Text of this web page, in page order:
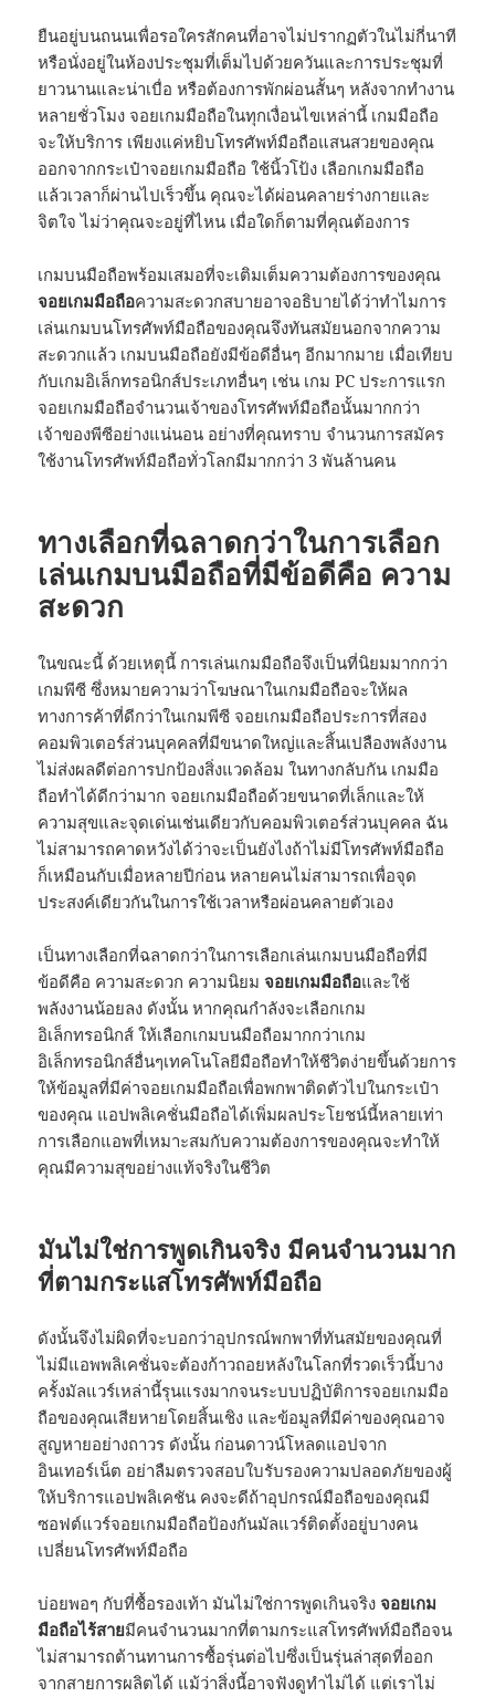
ยืนอยู่บนถนนเพื่อรอใครสักคนที่อาจไม่ปรากฏตัวในไม่กี่นาที
หรือนั่งอยู่ในห้องประชุมที่เต็มไปด้วยควันและการประชุมที่
ยาวนานและน่าเบื่อ หรือต้องการพักผ่อนสั้นๆ หลังจากทำงาน
หลายชั่วโมง จอยเกมมือถือในทุกเงื่อนไขเหล่านี้ เกมมือถือ
จะให้บริการ เพียงแค่หยิบโทรศัพท์มือถือแสนสวยของคุณ
ออกจากกระเป๋าจอยเกมมือถือ ใช้นิ้วโป้ง เลือกเกมมือถือ
แล้วเวลาก็ผ่านไปเร็วขึ้น คุณจะได้ผ่อนคลายร่างกายและ
จิตใจ ไม่ว่าคุณจะอยู่ที่ไหน เมื่อใดก็ตามที่คุณต้องการ
เกมบนมือถือพร้อมเสมอที่จะเติมเต็มความต้องการของคุณ
จอยเกมมือถือความสะดวกสบายอาจอธิบายได้ว่าทำไมการ
เล่นเกมบนโทรศัพท์มือถือของคุณจึงทันสมัยนอกจากความ
สะดวกแล้ว เกมบนมือถือยังมีข้อดีอื่นๆ อีกมากมาย เมื่อเทียบ
กับเกมอิเล็กทรอนิกส์ประเภทอื่นๆ เช่น เกม PC ประการแรก
จอยเกมมือถือจำนวนเจ้าของโทรศัพท์มือถือนั้นมากกว่า
เจ้าของพีซีอย่างแน่นอน อย่างที่คุณทราบ จำนวนการสมัคร
ใช้งานโทรศัพท์มือถือทั่วโลกมีมากกว่า 3 พันล้านคน
ทางเลือกที่ฉลาดกว่าในการเลือก
เล่นเกมบนมือถือที่มีข้อดีคือ ความ
สะดวก
ในขณะนี้ ด้วยเหตุนี้ การเล่นเกมมือถือจึงเป็นที่นิยมมากกว่า
เกมพีซี ซึ่งหมายความว่าโฆษณาในเกมมือถือจะให้ผล
ทางการค้าที่ดีกว่าในเกมพีซี จอยเกมมือถือประการที่สอง
คอมพิวเตอร์ส่วนบุคคลที่มีขนาดใหญ่และสิ้นเปลืองพลังงาน
ไม่ส่งผลดีต่อการปกป้องสิ่งแวดล้อม ในทางกลับกัน เกมมือ
ถือทำได้ดีกว่ามาก จอยเกมมือถือด้วยขนาดที่เล็กและให้
ความสุขและจุดเด่นเช่นเดียวกับคอมพิวเตอร์ส่วนบุคคล ฉัน
ไม่สามารถคาดหวังได้ว่าจะเป็นยังไงถ้าไม่มีโทรศัพท์มือถือ
ก็เหมือนกับเมื่อหลายปีก่อน หลายคนไม่สามารถเพื่อจุด
ประสงค์เดียวกันในการใช้เวลาหรือผ่อนคลายตัวเอง
เป็นทางเลือกที่ฉลาดกว่าในการเลือกเล่นเกมบนมือถือที่มี
ข้อดีคือ ความสะดวก ความนิยมจอยเกมมือถือและใช้
พลังงานน้อยลง ดังนั้น หากคุณกำลังจะเลือกเกม
อิเล็กทรอนิกส์ ให้เลือกเกมบนมือถือมากกว่าเกม
อิเล็กทรอนิกส์อื่นๆเทคโนโลยีมือถือทำให้ชีวิตง่ายขึ้นด้วยการ
ให้ข้อมูลที่มีค่าจอยเกมมือถือเพื่อพกพาติดตัวไปในกระเป๋า
ของคุณ แอปพลิเคชั่นมือถือได้เพิ่มผลประโยชน์นี้หลายเท่า
การเลือกแอพที่เหมาะสมกับความต้องการของคุณจะทำให้
คุณมีความสุขอย่างแท้จริงในชีวิต
มันไม่ใช่การพูดเกินจริง มีคนจำนวนมาก
ที่ตามกระแสโทรศัพท์มือถือ
ดังนั้นจึงไม่ผิดที่จะบอกว่าอุปกรณ์พกพาที่ทันสมัยของคุณที่
ไม่มีแอพพลิเคชั่นจะต้องก้าวถอยหลังในโลกที่รวดเร็วนี้บาง
ครั้งมัลแวร์เหล่านี้รุนแรงมากจนระบบปฏิบัติการจอยเกมมือ
ถือของคุณเสียหายโดยสิ้นเชิง และข้อมูลที่มีค่าของคุณอาจ
สูญหายอย่างถาวร ดังนั้น ก่อนดาวน์โหลดแอปจาก
อินเทอร์เน็ต อย่าลืมตรวจสอบใบรับรองความปลอดภัยของผู้
ให้บริการแอปพลิเคชัน คงจะดีถ้าอุปกรณ์มือถือของคุณมี
ซอฟต์แวร์จอยเกมมือถือป้องกันมัลแวร์ติดตั้งอยู่บางคน
เปลี่ยนโทรศัพท์มือถือ
บ่อยพอๆ กับที่ซื้อรองเท้า มันไม่ใช่การพูดเกินจริงจอยเกม
มือถือไร้สายมีคนจำนวนมากที่ตามกระแสโทรศัพท์มือถือจน
ไม่สามารถต้านทานการซื้อรุ่นต่อไปซึ่งเป็นรุ่นล่าสุดที่ออก
จากสายการผลิตได้ แม้ว่าสิ่งนี้อาจฟังดูทำไม่ได้ แต่เราไม่